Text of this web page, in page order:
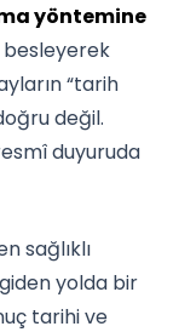
yöntemine
besleyerek
“tarih
değil.
duyuruda
sağlıklı
yolda bir
tarihi ve